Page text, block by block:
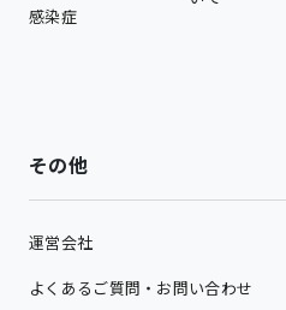
感染症
その他
運営会社
よくあるご質問・お問い合わせ